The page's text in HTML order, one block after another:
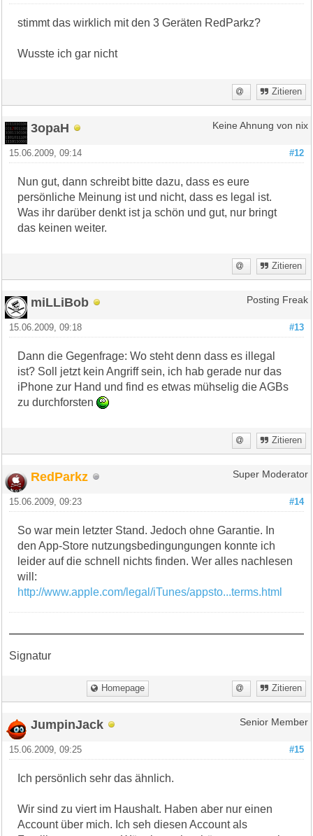
stimmt das wirklich mit den 3 Geräten RedParkz?
Wusste ich gar nicht
Zitieren
3opaH Keine Ahnung von nix
#12
15.06.2009, 09:14
Nun gut, dann schreibt bitte dazu, dass es eure
persönliche Meinung ist und nicht, dass es legal ist.
Was ihr darüber denkt ist ja schön und gut, nur bringt
das keinen weiter.
Zitieren
miLLiBob Posting Freak
#13
15.06.2009, 09:18
Dann die Gegenfrage: Wo steht denn dass es illegal
ist? Soll jetzt kein Angriff sein, ich hab gerade nur das
iPhone zur Hand und find es etwas mühselig die AGBs
zu durchforsten
Zitieren
RedParkz Super Moderator
#14
15.06.2009, 09:23
So war mein letzter Stand. Jedoch ohne Garantie. In
den App-Store nutzungsbedingungungen konnte ich
leider auf die schnell nichts finden. Wer alles nachlesen
will:
http://www.apple.com/legal/iTunes/appsto...terms.html
Signatur
Homepage Zitieren
JumpinJack Senior Member
#15
15.06.2009, 09:25
Ich persönlich sehr das ähnlich.
Wir sind zu viert im Haushalt. Haben aber nur einen
Account über mich. Ich seh diesen Account als